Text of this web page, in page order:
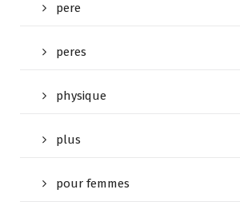
pere
peres
physique
plus
pour femmes